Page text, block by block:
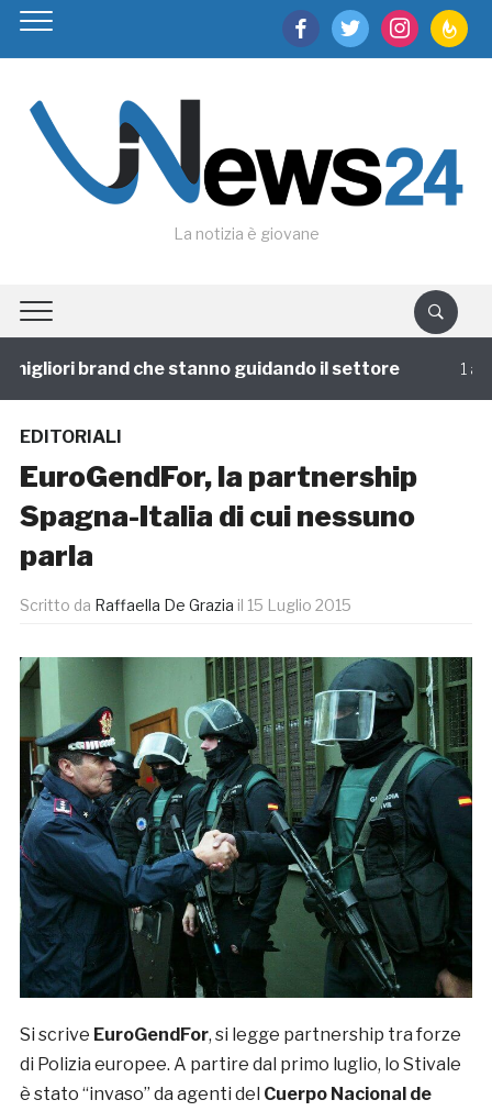
facebooktwitter instagram
La notizia è giovane
brand che stanno guidando il settore 1 annofa
EDITORIALI
EuroGendFor, la partnership
Spagna-Italia di cui nessuno
parla
Scritto da Raffaella De Grazia il 15 Luglio 2015
Si scrive EuroGendFor, si legge partnership tra forze
di Polizia europee. A partire dal primo luglio, lo Stivale
è stato “invaso” da agenti del Cuerpo Nacional de